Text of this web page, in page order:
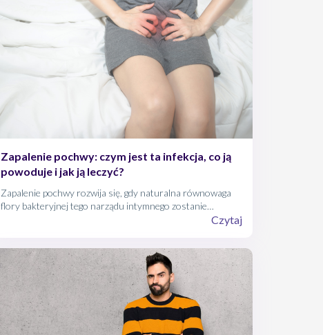
Zapalenie pochwy: czym jest ta infekcja, co ją
powoduje i jak ją leczyć?
Zapalenie pochwy rozwija się, gdy naturalna równowaga
flory bakteryjnej tego narządu intymnego zostanie
zaburzona. To jedna z najczęściej spotykanych dolegliwości
z nim radzić i kiedy nie wolno zwlekać z wizytą u specjalisty?
Czytaj